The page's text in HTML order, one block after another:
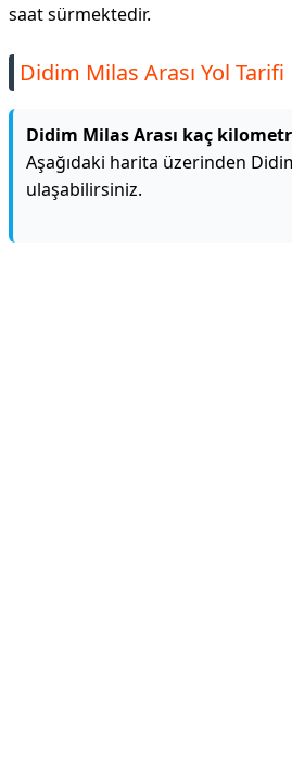
saat sürmektedir.
Didim Milas Arası Yol Tarifi
Didim Milas Arası kaç
Aşağıdaki harita üzerinden
ulaşabilirsiniz.